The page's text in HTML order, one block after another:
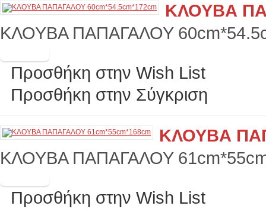
ΚΛΟΥΒΑ
ΚΛΟΥΒΑ ΠΑΠΑΓΑΛΟΥ
Προσθήκη στην Wish List
Προσθήκη στην Σύγκριση
ΚΛΟΥΒΑ
ΚΛΟΥΒΑ ΠΑΠΑΓΑΛΟΥ
Προσθήκη στην Wish List